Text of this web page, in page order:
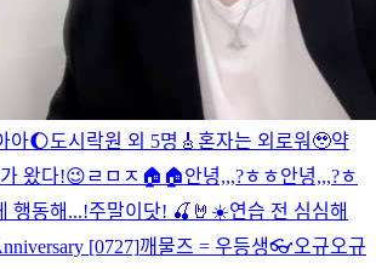
아🌔도시락원 외 5명🎸 혼자는 외로워🥹약
왔다!😉ㄹㅁㅈ🏠🏠안녕,,,?ㅎㅎ안녕,,,?ㅎ
행동해...!주말이닷! 🍒🤘☀️연습 전 심심해
[0727]깨물즈 = 우등생👓오규오규